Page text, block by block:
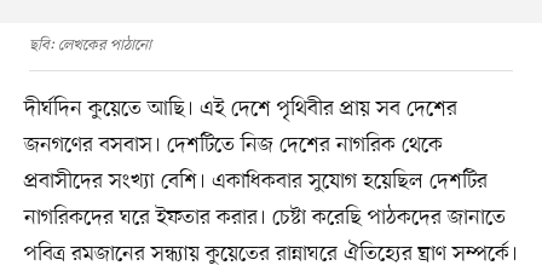
ছবি: লেখকের পাঠানো
দীর্ঘদিন কুয়েতে আছি। এই দেশে পৃথিবীর প্রায় সব দেশের
জনগণের বসবাস। দেশটিতে নিজ দেশের নাগরিক থেকে
প্রবাসীদের সংখ্যা বেশি। একাধিকবার সুযোগ হয়েছিল দেশটির
নাগরিকদের ঘরে ইফতার করার। চেষ্টা করেছি পাঠকদের জানাতে
পবিত্র রমজানের সন্ধ্যায় কুয়েতের রান্নাঘরে ঐতিহ্যের ঘ্রাণ সম্পর্কে।